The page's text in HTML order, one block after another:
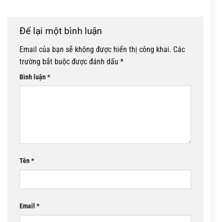
Để lại một bình luận
Email của bạn sẽ không được hiển thị công khai. Các
trường bắt buộc được đánh dấu *
Bình luận*
Tên*
Email *